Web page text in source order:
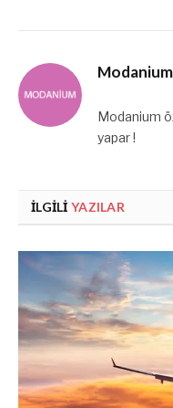
Modanium
yapar !
İLGILI YAZILAR